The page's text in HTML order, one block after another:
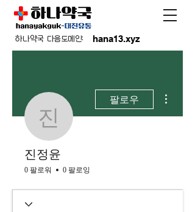
hana13.xyz
하나약국 다음도메인:
진정윤
팔로우
진정윤
0 팔로워 0 팔로잉